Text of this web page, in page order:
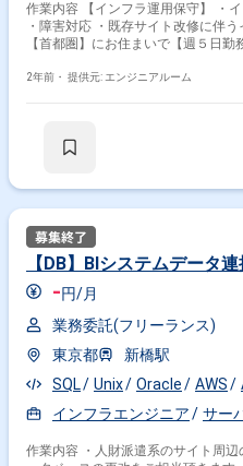
作業内容 【インフラ運用保守】 ・
・障害対応 ・既存サイト改修に伴うイ
【首都圏】にお住まいで【週５日勤
2年前・ 提供元: エンジニアルーム
【DB】BIシステムデータ
-円/月
業務委託(フリーランス)
東京都
新橋駅
SQL
Unix Oracle AWS
インフラエンジニア
サー
作業内容 ・人財派遣系のサイト周
掛け合わせ条件で絞り
職種で絞り込む
特徴で絞り込む
Unix × 副業 Unix × 在宅・